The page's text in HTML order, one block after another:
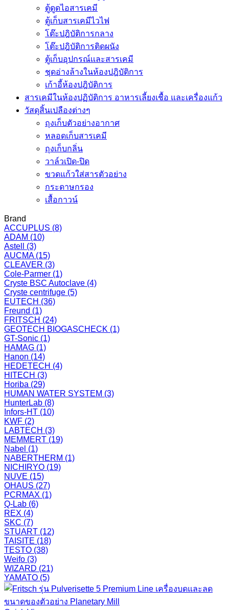
ตู้ดูดไอสารเคมี
ตู้เก็บสารเคมีไวไฟ
โต๊ะปฎิบัติการกลาง
โต๊ะปฎิบัติการติดผนัง
ตู้เก็บอุปกรณ์เเละสารเคมี
ชุดอ่างล้างในห้องปฎิบัติการ
เก้าอี้ห้องปฎิบัติการ
สารเคมีในห้องปฏิบัติการ อาหารเลี้ยงเชื้อ และเครื่องแก้ว
วัสดุสิ้นเปลืองต่างๆ
ถุงเก็บตัวอย่างอากาศ
หลอดเก็บสารเคมี
ถุงเก็บกลิ่น
วาล์วเปิด-ปิด
ขวดแก้วใส่สารตัวอย่าง
กระดาษกรอง
เสื้อกาวน์
Brand
ACCUPLUS (8)
ADAM (10)
Astell (3)
AUCMA (15)
CLEAVER (3)
Cole-Parmer (1)
Cryste BSC Autoclave (4)
Cryste centrifuge (5)
EUTECH (36)
Freund (1)
FRITSCH (24)
GEOTECH BIOGASCHECK (1)
GT-Sonic (1)
HAMAG (1)
Hanon (14)
HEDETECH (4)
HITECH (3)
Horiba (29)
HUMAN WATER SYSTEM (3)
HunterLab (8)
Infors-HT (10)
KWF (2)
LABTECH (3)
MEMMERT (19)
Nabel (1)
NABERTHERM (1)
NICHIRYO (19)
NUVE (15)
OHAUS (27)
PCRMAX (1)
Q-Lab (6)
REX (4)
SKC (7)
STUART (12)
TAISITE (18)
TESTO (38)
Weifo (3)
WIZARD (21)
YAMATO (5)